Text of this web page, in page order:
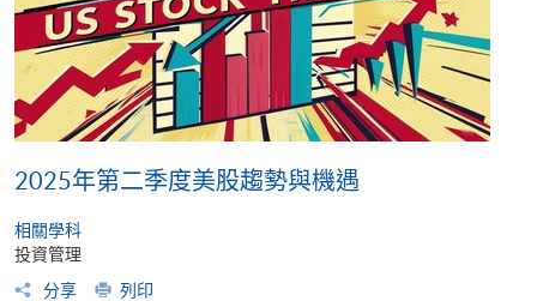
2025年第二季度美股趨勢與機遇
相關學科
投資管理
分享
列印